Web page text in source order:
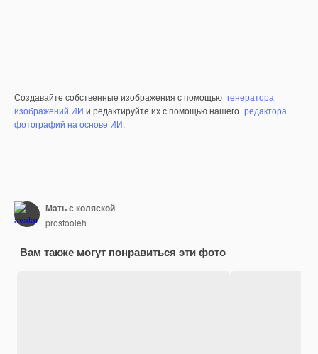
Создавайте собственные изображения с помощью генератора
изображений ИИ и редактируйте их с помощью нашего редактора
фотографий на основе ИИ.
Мать с коляской
prostooleh
Вам также могут понравиться эти фото